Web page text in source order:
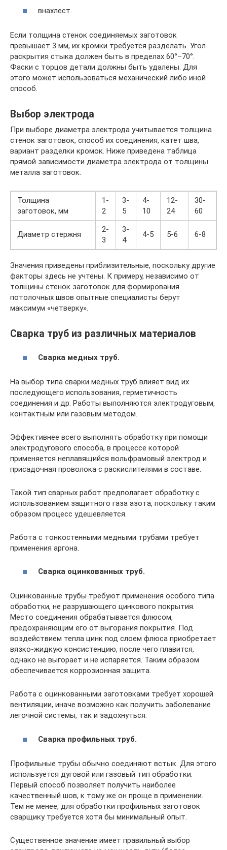
внахлест.
Если толщина стенок соединяемых заготовок
превышает 3 мм, их кромки требуется разделать. Угол
раскрытия стыка должен быть в пределах 60°–70°.
Фаски с торцов детали должны быть удалены. Для
этого может использоваться механический либо иной
способ.
Выбор электрода
При выборе диаметра электрода учитывается толщина
стенок заготовок, способ их соединения, катет шва,
вариант разделки кромок. Ниже приведена таблица
прямой зависимости диаметра электрода от толщины
металла заготовок.
Толщина
заготовок, мм
1-
2
3-
5
4-
10
12-
24
30-
60
Диаметр стержня
2-
3
3-
4
4-5 5-6 6-8
Значения приведены приблизительные, поскольку другие
факторы здесь не учтены. К примеру, независимо от
толщины стенок заготовок для формирования
потолочных швов опытные специалисты берут
максимум «четверку».
Сварка труб из различных материалов
Сварка медных труб.
На выбор типа сварки медных труб влияет вид их
последующего использования, герметичность
соединения и др. Работы выполняются электродуговым,
контактным или газовым методом.
Эффективнее всего выполнять обработку при помощи
электродугового способа, в процессе которой
применяется неплавящийся вольфрамовый электрод и
присадочная проволока с раскислителями в составе.
Такой тип сварных работ предполагает обработку с
использованием защитного газа азота, поскольку таким
образом процесс удешевляется.
Работа с тонкостенными медными трубами требует
применения аргона.
Сварка оцинкованных труб.
Оцинкованные трубы требуют применения особого типа
обработки, не разрушающего цинкового покрытия.
Место соединения обрабатывается флюсом,
предохраняющим его от выгорания покрытия. Под
воздействием тепла цинк под слоем флюса приобретает
вязко-жидкую консистенцию, после чего плавится,
однако не выгорает и не испаряется. Таким образом
обеспечивается коррозионная защита.
Работа с оцинкованными заготовками требует хорошей
вентиляции, иначе возможно как получить заболевание
легочной системы, так и задохнуться.
Сварка профильных труб.
Профильные трубы обычно соединяют встык. Для этого
используется дуговой или газовый тип обработки.
Первый способ позволяет получить наиболее
качественный шов, к тому же он проще в применении.
Тем не менее, для обработки профильных заготовок
сварщику требуется хотя бы минимальный опыт.
Существенное значение имеет правильный выбор